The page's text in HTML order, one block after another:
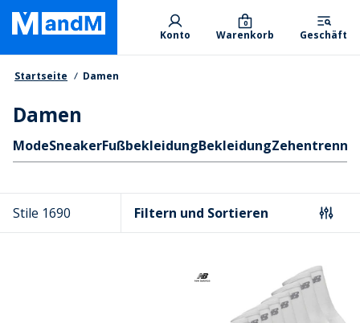
Skip
main
content
Primary departments
Konto Warenkorb
0
Geschäft
Brotkrumen
Startseite Damen
Damen
Schnellzugriff
ModeSneakerFußbekleidungBekleidung
Stile 1690 Filtern und Sortieren